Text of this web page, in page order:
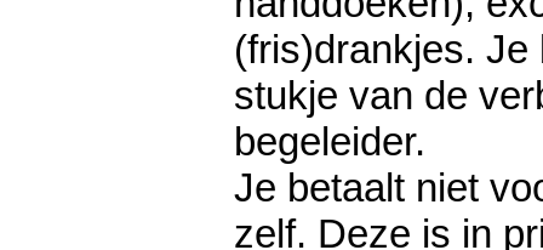
(fris)drankjes. Je
stukje van de
begeleider.
Je betaalt niet
zelf. Deze is in